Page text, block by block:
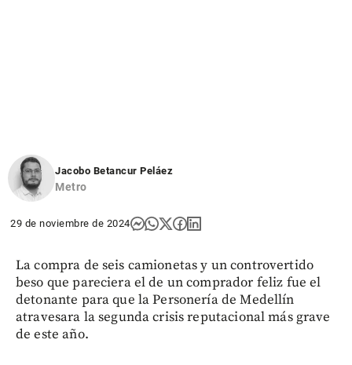
Jacobo Betancur Peláez
Metro
29 de noviembre de 2024
La compra de seis camionetas y un controvertido
beso que pareciera el de un comprador feliz fue el
detonante para que la Personería de Medellín
atravesara la segunda crisis reputacional más grave
de este año.